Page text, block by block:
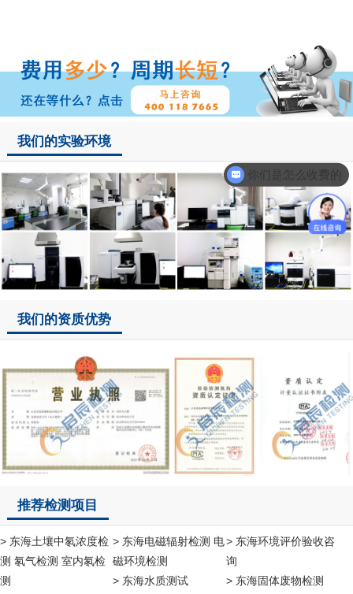
我们的实验环境
我们的资质优势
推荐检测项目
> 东海土壤中氡浓度检
测 氡气检测 室内氡检
测
> 东海电磁辐射检测 电
磁环境检测
> 东海环境评价验收咨
询
> 东海水质测试
> 东海固体废物检测
你们是怎么收费的